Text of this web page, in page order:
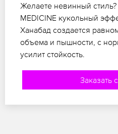
Желаете невинный
MEDICINE кукольный
Ханабад создается
объема и пышности, с
усилит стойкость.
Заказать